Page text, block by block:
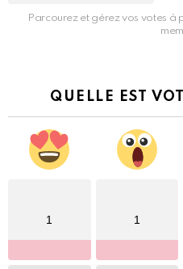
Parcourez et gérez vos votes
QUELLE EST
1 1